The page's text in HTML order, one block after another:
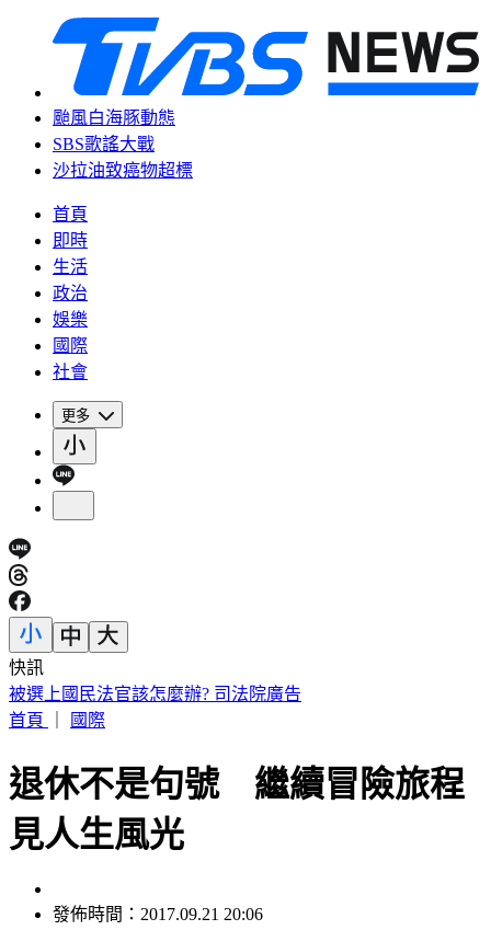
颱風白海豚動態
SBS歌謠大戰
沙拉油致癌物超標
首頁
即時
生活
政治
娛樂
國際
社會
更多
快訊
3天前才開播帶貨！肥大叔驟逝 丟丟妹13字心碎發聲
首頁
國際
退休不是句號 繼續冒險旅程
見人生風光
發佈時間：2017.09.21 20:06